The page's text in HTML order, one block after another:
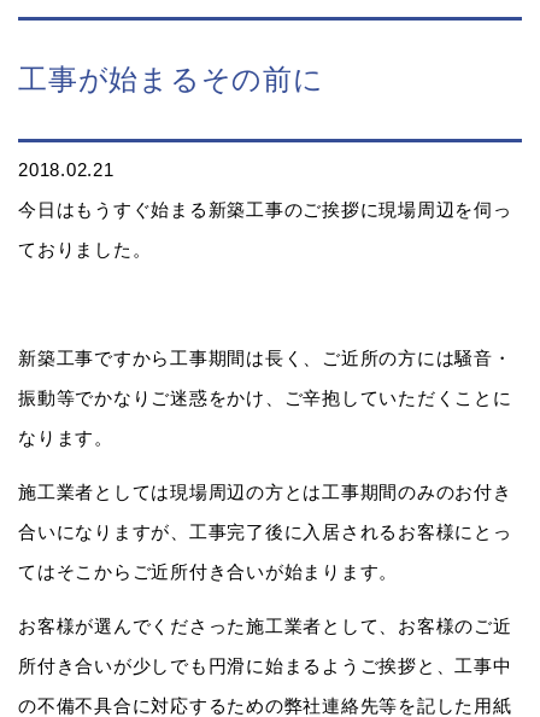
工事が始まるその前に
2018.02.21
今日はもうすぐ始まる新築工事のご挨拶に現場周辺を伺っ
ておりました。
新築工事ですから工事期間は長く、ご近所の方には騒音・
振動等でかなりご迷惑をかけ、ご辛抱していただくことに
なります。
施工業者としては現場周辺の方とは工事期間のみのお付き
合いになりますが、工事完了後に入居されるお客様にとっ
てはそこからご近所付き合いが始まります。
お客様が選んでくださった施工業者として、お客様のご近
所付き合いが少しでも円滑に始まるようご挨拶と、工事中
の不備不具合に対応するための弊社連絡先等を記した用紙